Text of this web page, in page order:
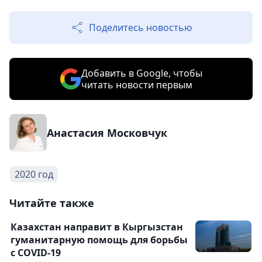
Поделитесь новостью
Добавить в Google, чтобы
читать новости первым
Анастасия Московчук
2020 год
Читайте также
Казахстан направит в Кыргызстан
гуманитарную помощь для борьбы
с COVID-19